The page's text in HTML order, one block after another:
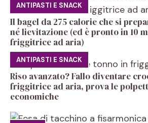
ANTIPASTI E SNACK
Il bagel da 275 calorie che si
né lievitazione (ed è pronto in 10
friggitrice ad aria)
ANTIPASTI E SNACK
Riso avanzato? Fallo diventare
friggitrice ad aria, prova le
economiche